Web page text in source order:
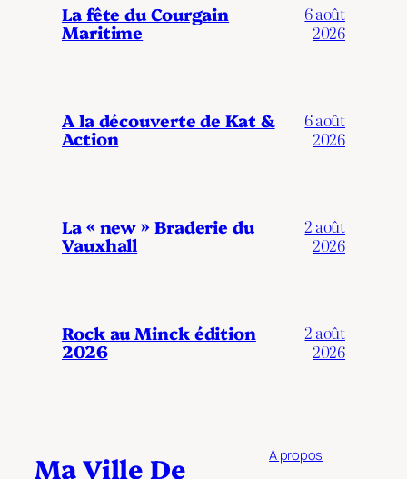
La fête du Courgain
Maritime
6 août
2026
A la découverte de Kat &
Action
6 août
2026
La « new » Braderie du
Vauxhall
2 août
2026
Rock au Minck édition
2026
2 août
2026
Ma Ville De A propos